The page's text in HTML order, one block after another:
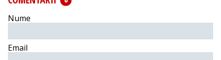
Nume
Email